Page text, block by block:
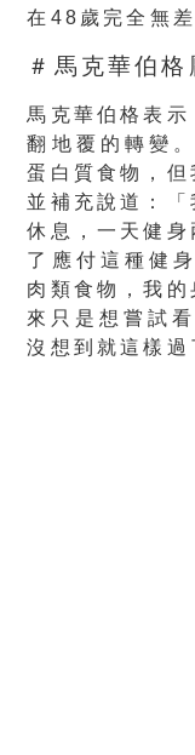
在48歲完全無
＃馬克華伯
馬克華伯格表
翻地覆的轉變
蛋白質食物，但
並補充說道：
休息，一天健身
了應付這種健
肉類食物，我
來只是想嘗試
沒想到就這樣過